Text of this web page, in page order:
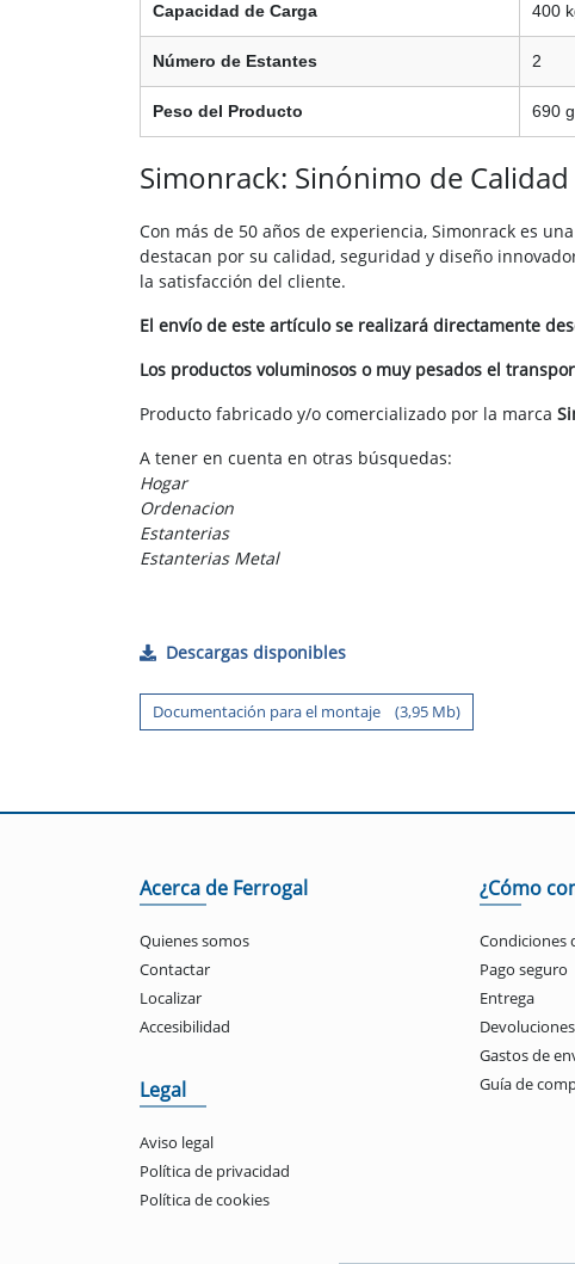
Capacidad de Carga 400
Número de Estantes 2
Peso del Producto 690 g
Simonrack: Sinónimo de
Con más de 50 años de experiencia, Simonrack es
destacan por su calidad, seguridad y diseño
la satisfacción del cliente.
El envío de este artículo se realizará directamente
Los productos voluminosos o muy pesados el
Producto fabricado y/o comercializado por la marca
A tener en cuenta en otras búsquedas:
Hogar
Ordenacion
Estanterias
Estanterias Metal
Descargas disponibles
Documentación para el montaje (3,95 Mb)
Acerca de Ferrogal
Quienes somos
Contactar
Localizar
Accesibilidad
Legal
Aviso legal
Política de privacidad
Política de cookies
¿Cómo
Condiciones
Pago seguro
Entrega
Devoluciones
Gastos de
Guía de